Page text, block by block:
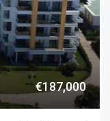
€187,000